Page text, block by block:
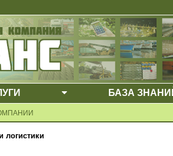
МЕНЮ
ВЫПАДАЮЩЕЕ
БАЗА
логистики